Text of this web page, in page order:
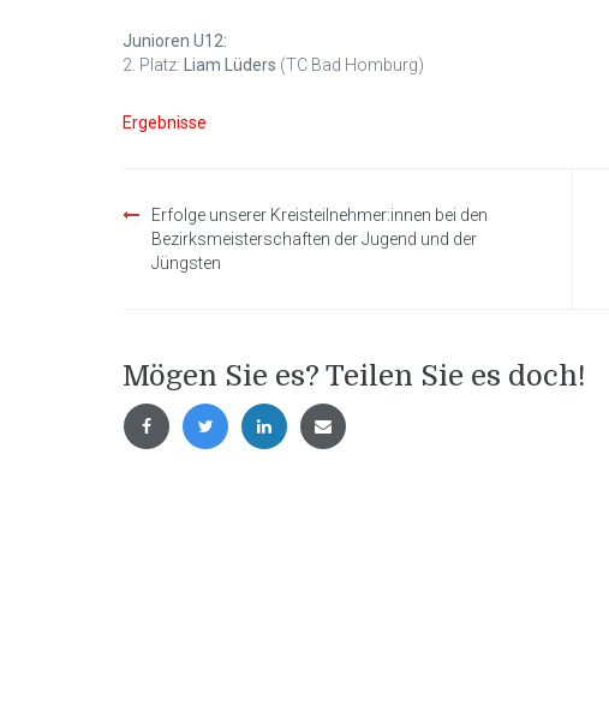
Junioren U12:
2. Platz: Liam Lüders (TC Bad Homburg)
Ergebnisse
Erfolge unserer Kreisteilnehmer:innen bei den
Bezirksmeisterschaften der Jugend und der
Jüngsten
Mögen Sie es? Teilen Sie es doch!